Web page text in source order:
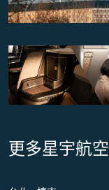
更多星宇航